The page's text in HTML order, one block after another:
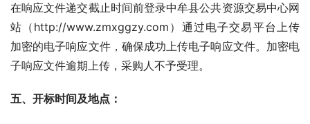
在响应文件递交截止时间前登录中牟县公共资源交易中心网
站（http://www.zmxggzy.com）通过电子交易平台上传
加密的电子响应文件，确保成功上传电子响应文件。加密电
子响应文件逾期上传，采购人不予受理。
五、 开标时间及地点：